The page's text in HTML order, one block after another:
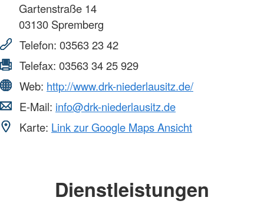
Gartenstraße 14
03130 Spremberg
Telefon: 03563 23 42
Telefax: 03563 34 25 929
Web: http://www.drk-niederlausitz.de/
E-Mail: info@drk-niederlausitz.de
Karte: Link zur Google Maps Ansicht
Dienstleistungen